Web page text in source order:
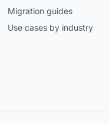
Migration guides
Use cases by industry